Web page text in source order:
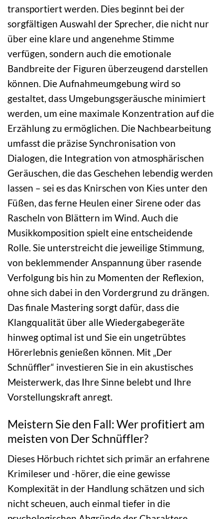
transportiert werden. Dies beginnt bei der
sorgfältigen Auswahl der Sprecher, die nicht nur
über eine klare und angenehme Stimme
verfügen, sondern auch die emotionale
Bandbreite der Figuren überzeugend darstellen
können. Die Aufnahmeumgebung wird so
gestaltet, dass Umgebungsgeräusche minimiert
werden, um eine maximale Konzentration auf die
Erzählung zu ermöglichen. Die Nachbearbeitung
umfasst die präzise Synchronisation von
Dialogen, die Integration von atmosphärischen
Geräuschen, die das Geschehen lebendig werden
lassen – sei es das Knirschen von Kies unter den
Füßen, das ferne Heulen einer Sirene oder das
Rascheln von Blättern im Wind. Auch die
Musikkomposition spielt eine entscheidende
Rolle. Sie unterstreicht die jeweilige Stimmung,
von beklemmender Anspannung über rasende
Verfolgung bis hin zu Momenten der Reflexion,
ohne sich dabei in den Vordergrund zu drängen.
Das finale Mastering sorgt dafür, dass die
Klangqualität über alle Wiedergabegeräte
hinweg optimal ist und Sie ein ungetrübtes
Hörerlebnis genießen können. Mit „Der
Schnüffler“ investieren Sie in ein akustisches
Meisterwerk, das Ihre Sinne belebt und Ihre
Vorstellungskraft anregt.
Meistern Sie den Fall: Wer profitiert am
meisten von Der Schnüffler?
Dieses Hörbuch richtet sich primär an erfahrene
Krimileser und -hörer, die eine gewisse
Komplexität in der Handlung schätzen und sich
nicht scheuen, auch einmal tiefer in die